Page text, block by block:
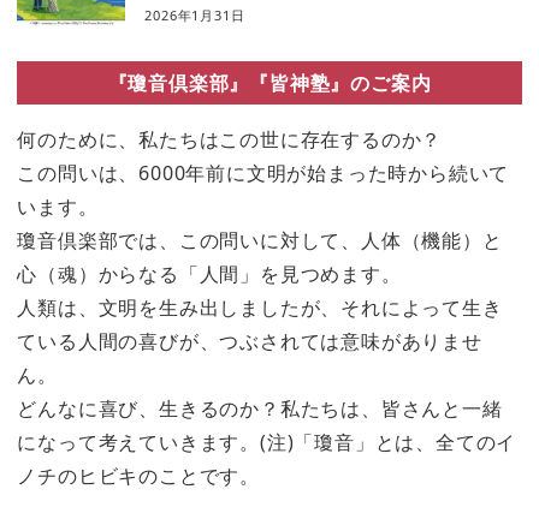
2026年1月31日
『瓊音倶楽部』『皆神塾』のご案内
何のために、私たちはこの世に存在するのか？
この問いは、6000年前に文明が始まった時から続いて
います。
瓊音倶楽部では、この問いに対して、人体（機能）と
心（魂）からなる「人間」を見つめます。
人類は、文明を生み出しましたが、それによって生き
ている人間の喜びが、つぶされては意味がありませ
ん。
どんなに喜び、生きるのか？私たちは、皆さんと一緒
になって考えていきます。(注)「瓊音」とは、全てのイ
ノチのヒビキのことです。